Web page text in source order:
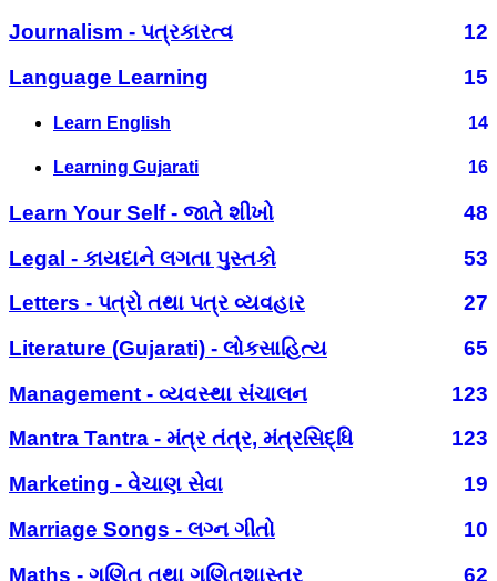
Journalism - પત્રકારત્વ
12
Language Learning
15
Learn English 14
Learning Gujarati 16
Learn Your Self - જાતે શીખો
48
Legal - કાયદાને લગતા પુસ્તકો
53
Letters - પત્રો તથા પત્ર વ્યવહાર
27
Literature (Gujarati) - લોકસાહિત્ય
65
Management - વ્યવસ્થા સંચાલન
123
Mantra Tantra - મંત્ર તંત્ર, મંત્રસિદ્ધિ
123
Marketing - વેચાણ સેવા
19
Marriage Songs - લગ્ન ગીતો
10
Maths - ગણિત તથા ગણિતશાસ્ત્ર
62